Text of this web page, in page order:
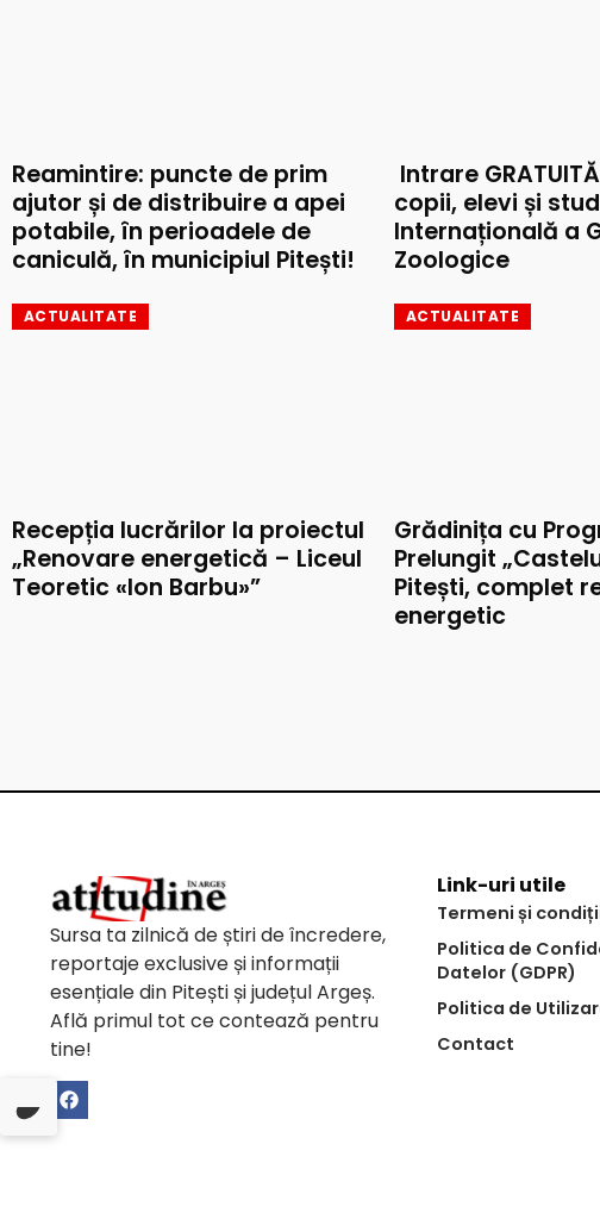
Reamintire: puncte de prim
ajutor și de distribuire a apei
potabile, în perioadele de
caniculă, în municipiul Pitești!
Intrare
copii, elevi și
Internațională a
Zoologice
ACTUALITATE
Recepția lucrărilor la proiectul
„Renovare energetică – Liceul
Teoretic «Ion Barbu»”
ACTUALITATE
Grădinița cu
Prelungit
Pitești, complet
energetic
Sursa ta zilnică de știri de încredere,
reportaje exclusive și informații
esențiale din Pitești și județul Argeș.
Află primul tot ce contează pentru
tine!
Link-uri utile
Termeni și
Politica de
Datelor (GDPR)
Politica de
Contact